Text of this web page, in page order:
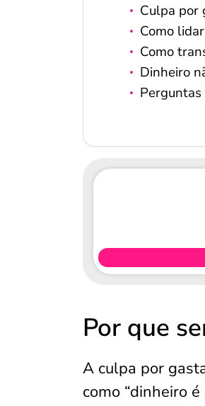
Culpa por
Como
Como
Dinheiro
Por que
A culpa por
como “dinheiro